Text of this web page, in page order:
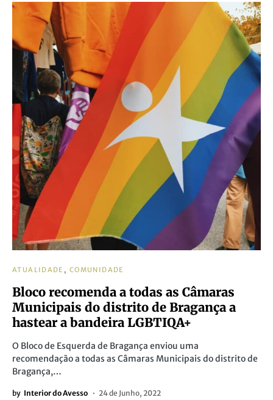
ATUALIDADE COMUNIDADE
Bloco recomenda a todas as Câmaras
Municipais do distrito de Bragança a
hastear a bandeira LGBTIQA+
O Bloco de Esquerda de Bragança enviou uma
recomendação a todas as Câmaras Municipais do distrito de
Bragança,…
by Interior do Avesso 24 de Junho, 2022